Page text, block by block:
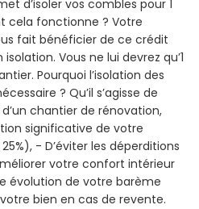
d’isoler vos combles pour 1
cela fonctionne ? Votre
fait bénéficier de ce crédit
Vous ne lui devrez qu’1
Pourquoi l’isolation des
? Qu’il s’agisse de
chantier de rénovation,
significative de votre
- D’éviter les déperditions
votre confort intérieur
évolution de votre barème
bien en cas de revente.